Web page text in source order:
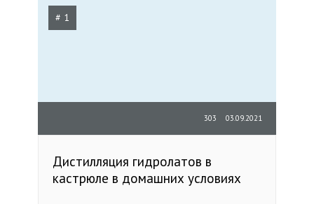
# 1
03.09.2021
303
Дистилляция гидролатов в
кастрюле в домашних условиях